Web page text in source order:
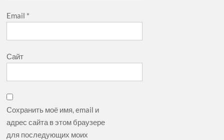
Email *
Сайт
Сохранить моё имя, email и
адрес сайта в этом браузере
для последующих моих